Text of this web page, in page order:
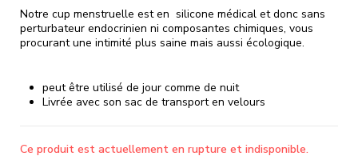
Notre cup menstruelle est en silicone médical et donc sans
perturbateur endocrinien ni composantes chimiques, vous
procurant une intimité plus saine mais aussi écologique.
peut être utilisé de jour comme de nuit
Livrée avec son sac de transport en velours
Ce produit est actuellement en rupture et indisponible.